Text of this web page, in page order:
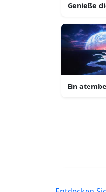
Genieße
Ein